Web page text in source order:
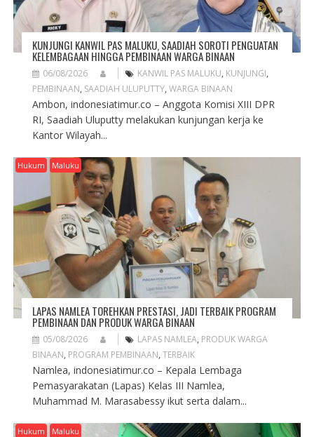
KUNJUNGI KANWIL PAS MALUKU, SAADIAH SOROTI PENGUATAN
KELEMBAGAAN HINGGA PEMBINAAN WARGA BINAAN
06/08/2026 KANWIL PAS MALUKU, KUNJUNGI,
PEMBINAAN, SAADIAH ULUPUTTY, WARGA BINAAN
Ambon, indonesiatimur.co – Anggota Komisi XIII DPR
RI, Saadiah Uluputty melakukan kunjungan kerja ke
Kantor Wilayah...
Hukum Maluku
LAPAS NAMLEA TOREHKAN PRESTASI, JADI TERBAIK PROGRAM
PEMBINAAN DAN PRODUK WARGA BINAAN
05/08/2026 LAPAS NAMLEA, PRODUK WARGA
BINAAN, PROGRAM PEMBINAAN, TERBAIK
Namlea, indonesiatimur.co – Kepala Lembaga
Pemasyarakatan (Lapas) Kelas III Namlea,
Muhammad M. Marasabessy ikut serta dalam...
Hukum Maluku